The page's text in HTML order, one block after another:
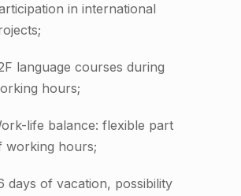
in international
language courses during
hours;
life balance: flexible part
working hours;
days of vacation, possibility